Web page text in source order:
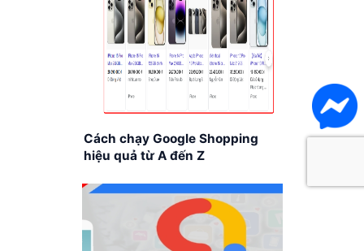
Cách chạy Google Shopping
hiệu quả từ A đến Z